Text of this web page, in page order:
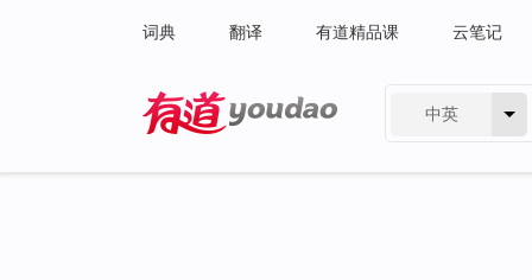
词典 翻译 有道精品课 云笔记
中英